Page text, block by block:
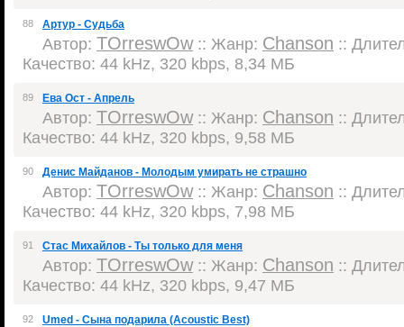
88 Артур - Судьба
Автор: TOrreswOw:: Жанр: Chanson ::
Качество: 44 kHz, 320 kbps, 8,34 МБ
89 Ева Ост - Апрель
Автор: TOrreswOw:: Жанр: Chanson ::
Качество: 44 kHz, 320 kbps, 9,58 МБ
90 Денис Майданов - Молодым умирать не страшно
Автор: TOrreswOw:: Жанр: Chanson ::
Качество: 44 kHz, 320 kbps, 7,98 МБ
91 Стас Михайлов - Ты только для меня
Автор: TOrreswOw:: Жанр: Chanson ::
Качество: 44 kHz, 320 kbps, 9,47 МБ
92 Umed - Сына подарила (Acoustic Best)